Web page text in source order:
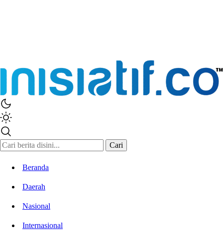
Cari
Beranda
Daerah
Nasional
Internasional